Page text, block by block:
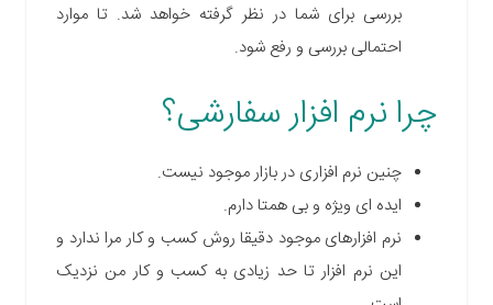
بررسی برای شما در نظر گرفته خواهد شد. تا موارد
احتمالی بررسی و رفع شود.
چرا نرم افزار سفارشی؟
چنین نرم افزاری در بازار موجود نیست.
ایده ای ویژه و بی همتا دارم.
نرم افزارهای موجود دقیقا روش کسب و کار مرا ندارد و
این نرم افزار تا حد زیادی به کسب و کار من نزدیک